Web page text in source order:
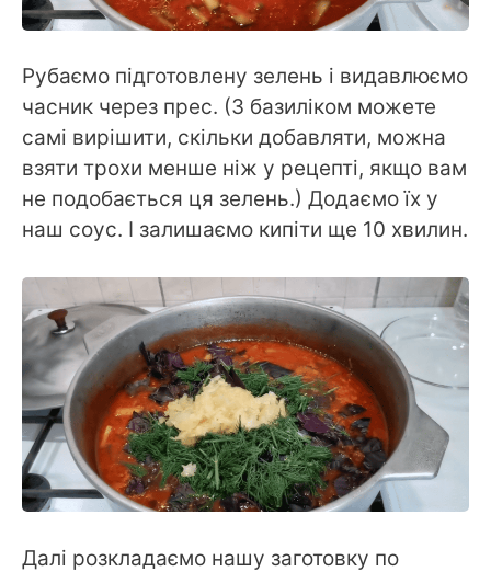
Рубаємо підготовлену зелень і видавлюємо
часник через прес. (З базиліком можете
самі вирішити, скільки добавляти, можна
взяти трохи менше ніж у рецепті, якщо вам
не подобається ця зелень.) Додаємо їх у
наш соус. І залишаємо кипіти ще 10 хвилин.
Далі розкладаємо нашу заготовку по